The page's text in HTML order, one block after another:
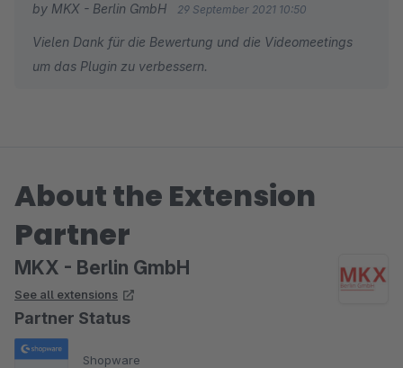
by MKX - Berlin GmbH 29 September 2021 10:50
Vielen Dank für die Bewertung und die Videomeetings
um das Plugin zu verbessern.
About the Extension
Partner
MKX - Berlin GmbH
See all extensions
Partner Status
Shopware